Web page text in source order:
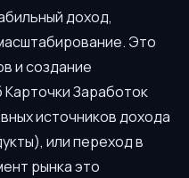
доход,
Это
и создание
Заработок
источников дохода
или переход в
рынка это